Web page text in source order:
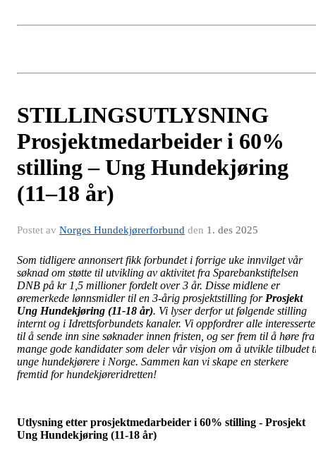
STILLINGSUTLYSNING
Prosjektmedarbeider i 60%
stilling – Ung Hundekjøring
(11–18 år)
Postet av Norges Hundekjørerforbund den 1. des 2025
Som tidligere annonsert fikk forbundet i forrige uke innvilget vår
søknad om støtte til utvikling av aktivitet fra Sparebankstiftelsen
DNB på kr 1,5 millioner fordelt over 3 år. Disse midlene er
øremerkede lønnsmidler til en 3-årig prosjektstilling for Prosjekt
Ung Hundekjøring (11-18 år). Vi lyser derfor ut følgende stilling
internt og i Idrettsforbundets kanaler. Vi oppfordrer alle interesserte
til å sende inn sine søknader innen fristen, og ser frem til å høre fra
mange gode kandidater som deler vår visjon om å utvikle tilbudet
unge hundekjørere i Norge. Sammen kan vi skape en sterkere
fremtid for hundekjøreridretten!
Utlysning etter prosjektmedarbeider i 60% stilling - Prosjekt
Ung Hundekjøring (11-18 år)